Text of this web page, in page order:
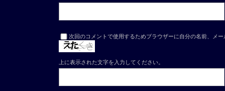
次回のコメントで使用するためブラウザーに自分の名前、メー
上に表示された文字を入力してください。